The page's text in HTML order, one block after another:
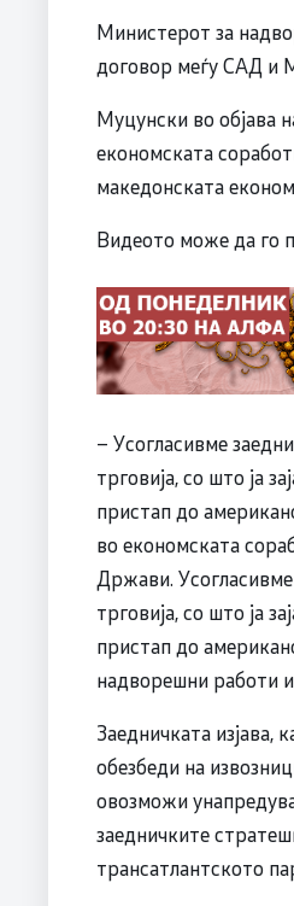
Министерот за
договор меѓу САД и
Муцунски во објава
економската
македонската
Видеото може да го
– Усогласивме
трговија, со што ја
пристап до
во економската
Држави.
трговија, со што ја
пристап до
надворешни работи
Заедничката изјава,
обезбеди на
овозможи
заедничките
трансатлантското